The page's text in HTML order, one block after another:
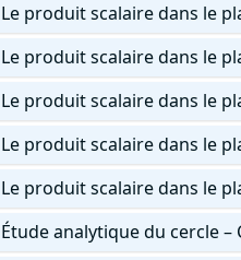
Le produit scalaire dans le
Le produit scalaire dans le
Le produit scalaire dans le
Le produit scalaire dans le
Le produit scalaire dans le
Étude analytique du cercle